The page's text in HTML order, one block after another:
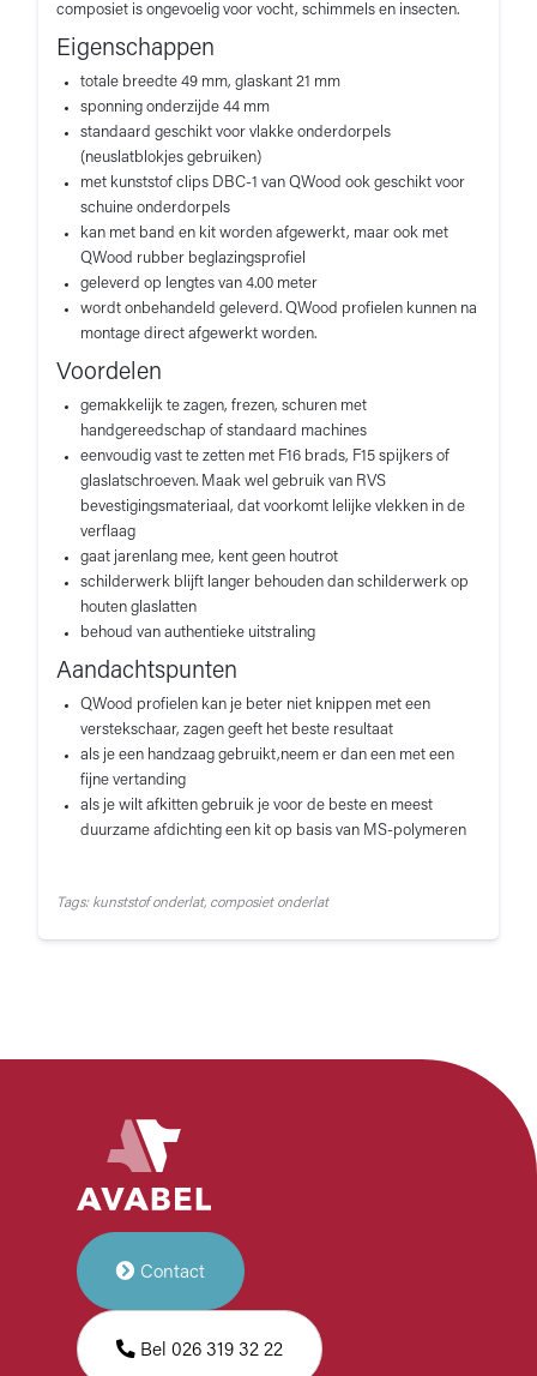
composiet is ongevoelig voor vocht, schimmels en insecten.
Eigenschappen
totale breedte 49 mm, glaskant 21 mm
sponning onderzijde 44 mm
standaard geschikt voor vlakke onderdorpels
(neuslatblokjes gebruiken)
met kunststof clips DBC-1 van QWood ook geschikt voor
schuine onderdorpels
kan met band en kit worden afgewerkt, maar ook met
QWood rubber beglazingsprofiel
geleverd op lengtes van 4.00 meter
wordt onbehandeld geleverd. QWood profielen kunnen na
montage direct afgewerkt worden.
Voordelen
gemakkelijk te zagen, frezen, schuren met
handgereedschap of standaard machines
eenvoudig vast te zetten met F16 brads, F15 spijkers of
glaslatschroeven. Maak wel gebruik van RVS
bevestigingsmateriaal, dat voorkomt lelijke vlekken in de
verflaag
gaat jarenlang mee, kent geen houtrot
schilderwerk blijft langer behouden dan schilderwerk op
houten glaslatten
behoud van authentieke uitstraling
Aandachtspunten
QWood profielen kan je beter niet knippen met een
verstekschaar, zagen geeft het beste resultaat
als je een handzaag gebruikt,neem er dan een met een
fijne vertanding
als je wilt afkitten gebruik je voor de beste en meest
duurzame afdichting een kit op basis van MS-polymeren
Tags: kunststof onderlat, composiet onderlat
Contact
Bel 026 319 32 22